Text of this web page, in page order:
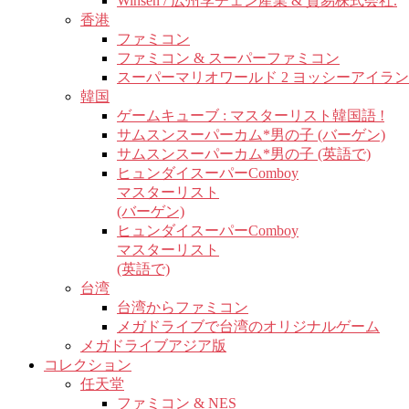
香港
ファミコン
ファミコン & スーパーファミコン
スーパーマリオワールド 2 ヨッシーアイラ
韓国
ゲームキューブ : マスターリスト韓国語 !
サムスンスーパーカム*男の子 (バーゲン)
サムスンスーパーカム*男の子 (英語で)
ヒュンダイスーパーComboy
マスターリスト
(バーゲン)
ヒュンダイスーパーComboy
マスターリスト
(英語で)
台湾
台湾からファミコン
メガドライブで台湾のオリジナルゲーム
メガドライブアジア版
コレクション
任天堂
ファミコン & NES